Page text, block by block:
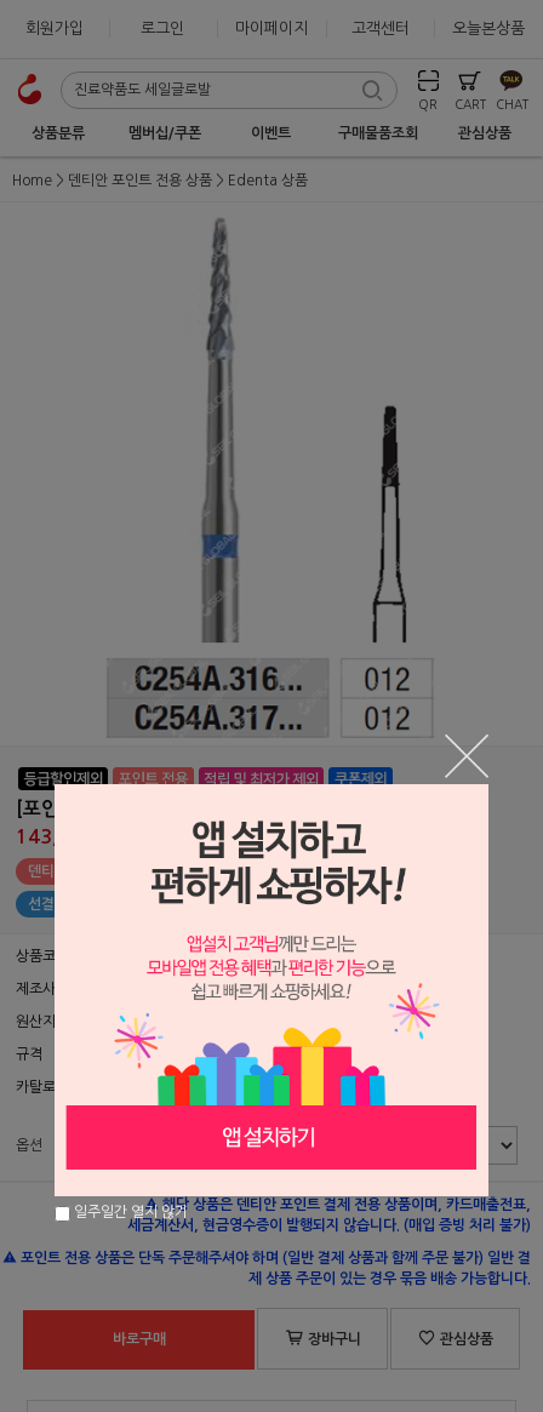
회원가입 로그인 마이페이지 고객센터 오늘본상품
QR CART CHAT
상품분류 멤버십/쿠폰 이벤트 구매물품조회 관심상품
Home 덴티안 포인트 전용 상품 Edenta 상품
[포인트 전용 상품] 본 커팅바 (C254A)(에덴타)
143,000원
덴티안 포인트 전용 상품 (나의 포인트 : 원)
선결제 상품 구매하기
상품코드 P1305052
제조사 Edenta ▶
원산지
규격 pkg/3pcs
카탈로그 페이지 502p
옵션
해당 상품은 덴티안 포인트 결제 전용 상품이며, 카드매출전표,
세금계산서, 현금영수증이 발행되지 않습니다. (매입 증빙 처리 불가)
포인트 전용 상품은 단독 주문해주셔야 하며 (일반 결제 상품과 함께 주문 불가) 일반 결
제 상품 주문이 있는 경우 묶음 배송 가능합니다.
바로구매 장바구니 관심상품
일주일간 열지 않기